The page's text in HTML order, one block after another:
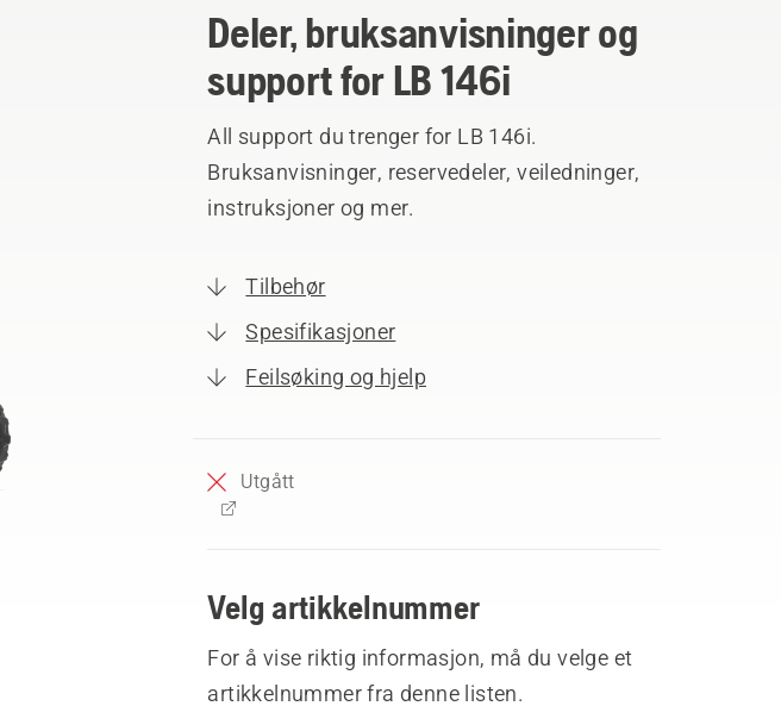
Deler, bruksanvisninger og
support for LB 146i
All support du trenger for LB 146i.
Bruksanvisninger, reservedeler, veiledninger,
instruksjoner og mer.
Tilbehør
Spesifikasjoner
Feilsøking og hjelp
Utgått
Velg artikkelnummer
For å vise riktig informasjon, må du velge et
artikkelnummer fra denne listen.